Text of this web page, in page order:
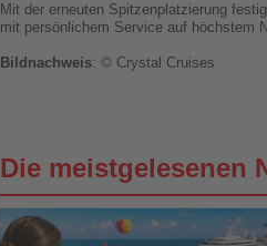
Mit der erneuten Spitzenplatzierung
mit persönlichem Service auf höchstem
Bildnachweis: © Crystal Cruises
Die meistgelesenen